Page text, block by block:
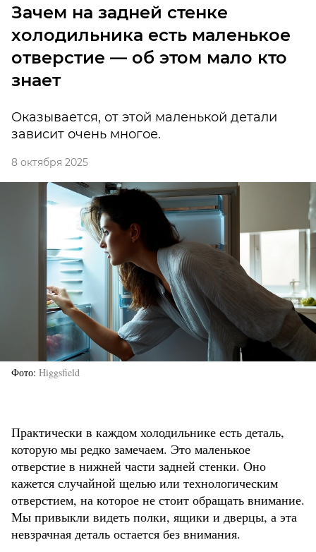
Зачем на задней стенке
холодильника есть маленькое
отверстие — об этом мало кто
знает
Оказывается, от этой маленькой детали
зависит очень многое.
8 октября 2025
Фото Higgsfield
Практически в каждом холодильнике есть деталь,
которую мы редко замечаем. Это маленькое
отверстие в нижней части задней стенки. Оно
кажется случайной щелью или технологическим
отверстием, на которое не стоит обращать внимание.
Мы привыкли видеть полки, ящики и дверцы, а эта
невзрачная деталь остается без внимания.